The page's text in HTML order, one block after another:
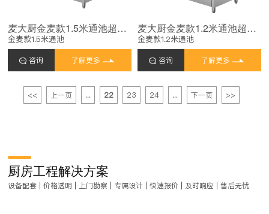
麦大厨金麦款1.5米通池超声波洗碗机6KW
金麦款1.5米通池
咨询 了解更多
麦大厨金麦款1.2米通池超声波洗碗机5.2KW
金麦款1.2米通池
咨询 了解更多
<< 上一页 ... 22 23 24 ... 下一页 >>
厨房工程解决方案
设备配套 | 价格透明 | 上门勘察 | 专属设计 | 快速报价 | 及时响应 | 售后无忧